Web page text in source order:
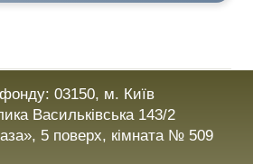
03150, м. Київ
Васильківська 143/2
5 поверх, кімната № 509